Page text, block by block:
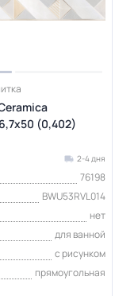
(0,402)
2-4 дня
76198
BWU53RVL014
нет
для ванной
с рисунком
прямоугольная